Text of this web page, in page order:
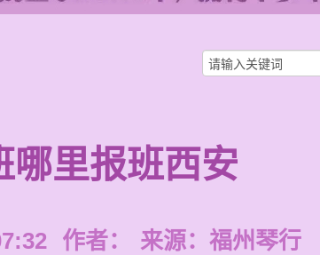
哪里报班西安
作者： 来源： 福州琴行